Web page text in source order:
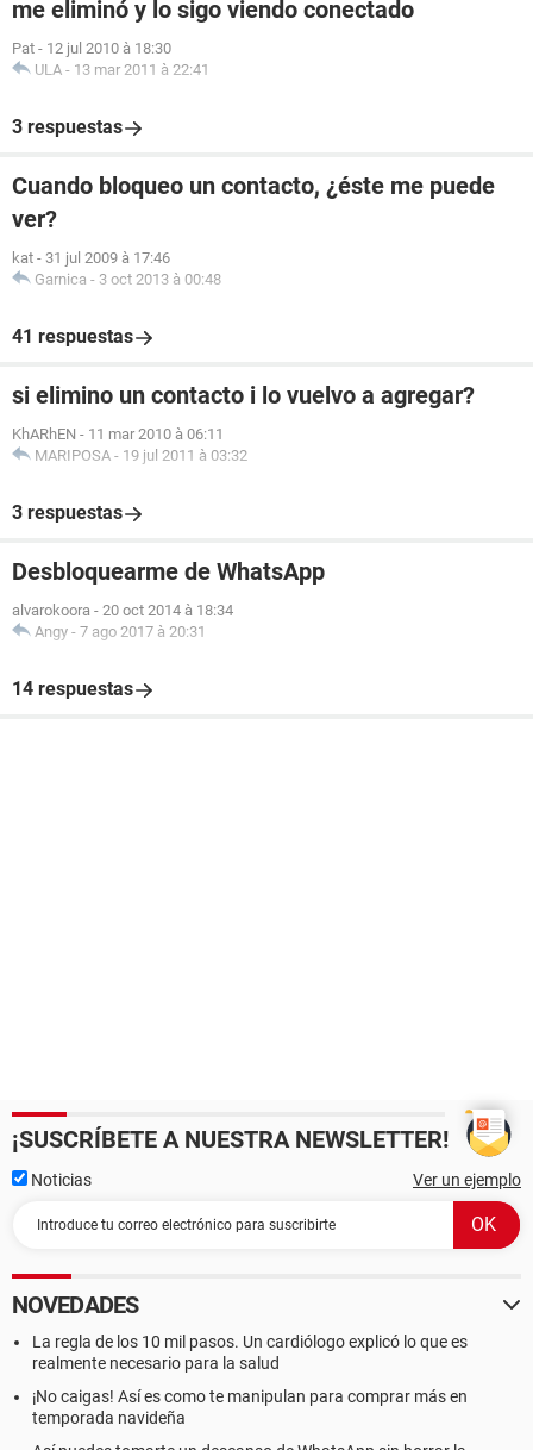
me eliminó y lo sigo viendo conectado
Pat - 12 jul 2010 à 18:30
ULA - 13 mar 2011 à 22:41
3 respuestas
Cuando bloqueo un contacto, ¿éste me puede
ver?
kat - 31 jul 2009 à 17:46
Garnica - 3 oct 2013 à 00:48
41 respuestas
si elimino un contacto i lo vuelvo a agregar?
KhARhEN - 11 mar 2010 à 06:11
MARIPOSA - 19 jul 2011 à 03:32
3 respuestas
Desbloquearme de WhatsApp
alvarokoora - 20 oct 2014 à 18:34
Angy - 7 ago 2017 à 20:31
14 respuestas
¡SUSCRÍBETE A NUESTRA NEWSLETTER!
Noticias Ver un ejemplo
NOVEDADES
La regla de los 10 mil pasos. Un cardiólogo explicó lo que es
realmente necesario para la salud
¡No caigas! Así es como te manipulan para comprar más en
temporada navideña